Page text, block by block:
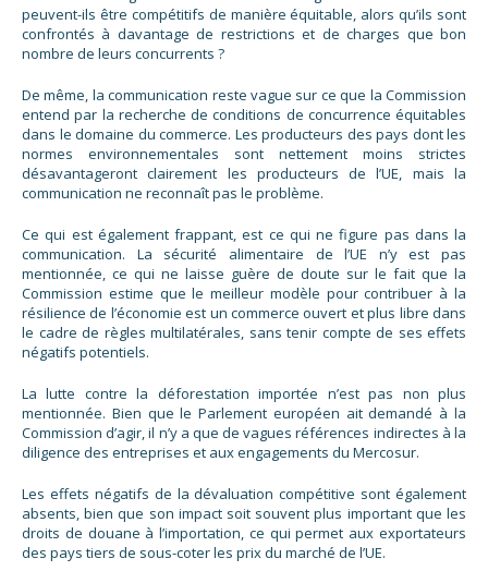
peuvent-ils être compétitifs de manière équitable, alors qu’ils sont
confrontés à davantage de restrictions et de charges que bon
nombre de leurs concurrents ?
De même, la communication reste vague sur ce que la Commission
entend par la recherche de conditions de concurrence équitables
dans le domaine du commerce. Les producteurs des pays dont les
normes environnementales sont nettement moins strictes
désavantageront clairement les producteurs de l’UE, mais la
communication ne reconnaît pas le problème.
Ce qui est également frappant, est ce qui ne figure pas dans la
communication. La sécurité alimentaire de l’UE n’y est pas
mentionnée, ce qui ne laisse guère de doute sur le fait que la
Commission estime que le meilleur modèle pour contribuer à la
résilience de l’économie est un commerce ouvert et plus libre dans
le cadre de règles multilatérales, sans tenir compte de ses effets
négatifs potentiels.
La lutte contre la déforestation importée n’est pas non plus
mentionnée. Bien que le Parlement européen ait demandé à la
Commission d’agir, il n’y a que de vagues références indirectes à la
diligence des entreprises et aux engagements du Mercosur.
Les effets négatifs de la dévaluation compétitive sont également
absents, bien que son impact soit souvent plus important que les
droits de douane à l’importation, ce qui permet aux exportateurs
des pays tiers de sous-coter les prix du marché de l’UE.